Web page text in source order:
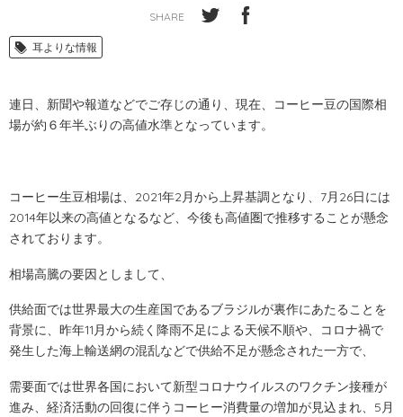
SHARE
耳よりな情報
連日、新聞や報道などでご存じの通り、現在、コーヒー豆の国際相
場が約６年半ぶりの高値水準となっています。
コーヒー生豆相場は、2021年2月から上昇基調となり、7月26日には
2014年以来の高値となるなど、今後も高値圏で推移することが懸念
されております。
相場高騰の要因としまして、
供給面では世界最大の生産国であるブラジルが裏作にあたることを
背景に、昨年11月から続く降雨不足による天候不順や、コロナ禍で
発生した海上輸送網の混乱などで供給不足が懸念された一方で、
需要面では世界各国において新型コロナウイルスのワクチン接種が
進み、経済活動の回復に伴うコーヒー消費量の増加が見込まれ、5月